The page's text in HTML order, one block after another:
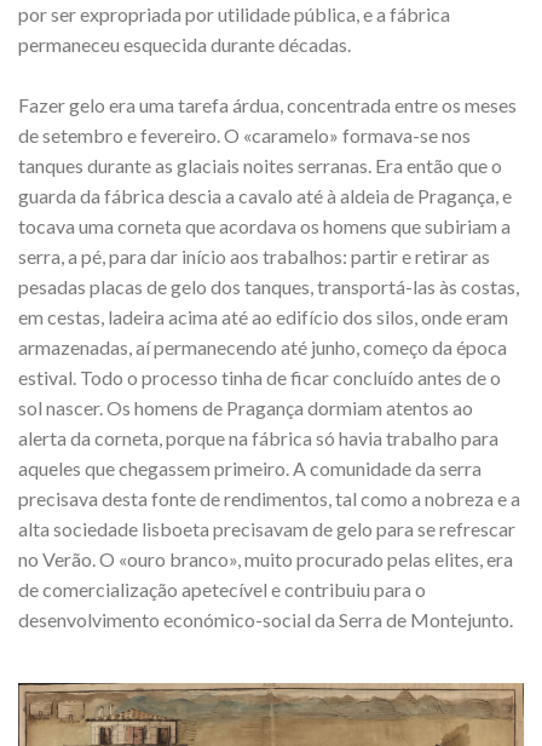
por ser expropriada por utilidade pública, e a fábrica
permaneceu esquecida durante décadas.
Fazer gelo era uma tarefa árdua, concentrada entre os meses
de setembro e fevereiro. O «caramelo» formava-se nos
tanques durante as glaciais noites serranas. Era então que o
guarda da fábrica descia a cavalo até à aldeia de Pragança, e
tocava uma corneta que acordava os homens que subiriam a
serra, a pé, para dar início aos trabalhos: partir e retirar as
pesadas placas de gelo dos tanques, transportá-las às costas,
em cestas, ladeira acima até ao edifício dos silos, onde eram
armazenadas, aí permanecendo até junho, começo da época
estival. Todo o processo tinha de ficar concluído antes de o
sol nascer. Os homens de Pragança dormiam atentos ao
alerta da corneta, porque na fábrica só havia trabalho para
aqueles que chegassem primeiro. A comunidade da serra
precisava desta fonte de rendimentos, tal como a nobreza e a
alta sociedade lisboeta precisavam de gelo para se refrescar
no Verão. O «ouro branco», muito procurado pelas elites, era
de comercialização apetecível e contribuiu para o
desenvolvimento económico-social da Serra de Montejunto.